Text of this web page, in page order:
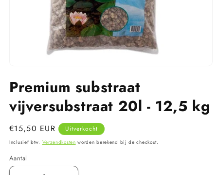
openen
in
Premium substraat
vijversubstraat 20l - 12,5 kg
Normale
prijs
€15,50 EUR Uitverkocht
Inclusief btw. Verzendkosten worden berekend bij de checkout.
Aantal